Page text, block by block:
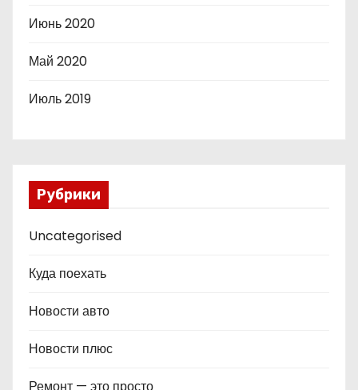
Июнь 2020
Май 2020
Июль 2019
Рубрики
Uncategorised
Куда поехать
Новости авто
Новости плюс